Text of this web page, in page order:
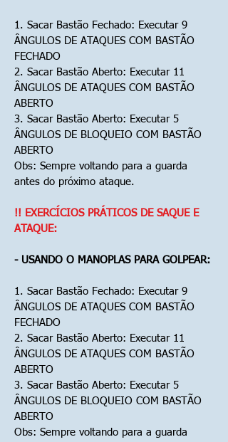
1. Sacar Bastão Fechado: Executar 9
ÂNGULOS DE ATAQUES COM BASTÃO
FECHADO
2. Sacar Bastão Aberto: Executar 11
ÂNGULOS DE ATAQUES COM BASTÃO
ABERTO
3. Sacar Bastão Aberto: Executar 5
ÂNGULOS DE BLOQUEIO COM BASTÃO
ABERTO
Obs: Sempre voltando para a guarda
antes do próximo ataque.
!! EXERCÍCIOS PRÁTICOS DE SAQUE E
ATAQUE:
- USANDO O MANOPLAS PARA GOLPEAR:
1. Sacar Bastão Fechado: Executar 9
ÂNGULOS DE ATAQUES COM BASTÃO
FECHADO
2. Sacar Bastão Aberto: Executar 11
ÂNGULOS DE ATAQUES COM BASTÃO
ABERTO
3. Sacar Bastão Aberto: Executar 5
ÂNGULOS DE BLOQUEIO COM BASTÃO
ABERTO
Obs: Sempre voltando para a guarda